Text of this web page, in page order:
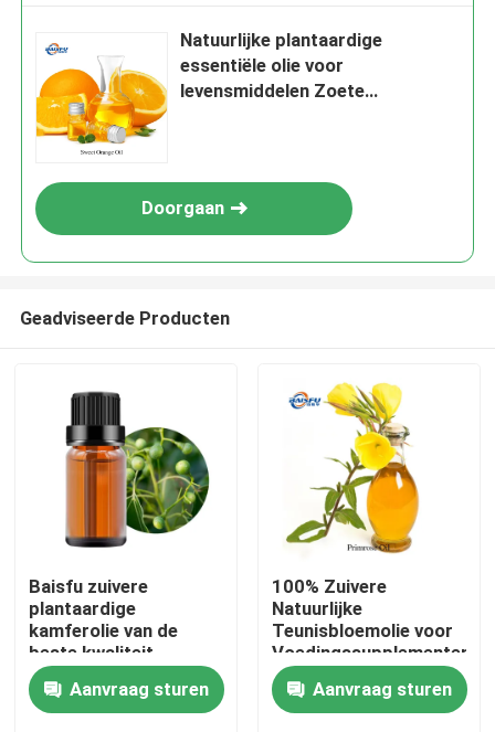
Thuis
Producten
Natuurlijke plantaardige
essentiële olie voor
levensmiddelen Zoete
Doorgaan
Geadviseerde Producten
Baisfu zuivere
plantaardige
kamferolie van de
beste kwaliteit
lichtgeel oliehoudende
vloeistof voor
specerijen en
Aanvraag sturen
100% Zuivere
Natuurlijke
Teunisbloemolie voor
Voedingssupplementen,
Huidverzorging en
Persoonlijke
Verzorgingsproducten
Aanvraag sturen